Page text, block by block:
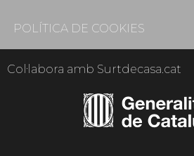
POLÍTICA DE COOKIES
Col·labora amb Surtdecasa.cat